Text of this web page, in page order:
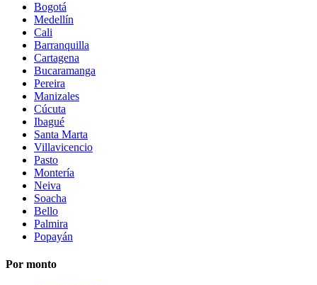
Bogotá
Medellín
Cali
Barranquilla
Cartagena
Bucaramanga
Pereira
Manizales
Cúcuta
Ibagué
Santa Marta
Villavicencio
Pasto
Montería
Neiva
Soacha
Bello
Palmira
Popayán
Por monto